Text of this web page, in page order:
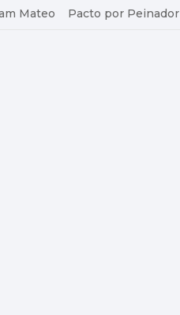
Mateo Pacto por Peinador